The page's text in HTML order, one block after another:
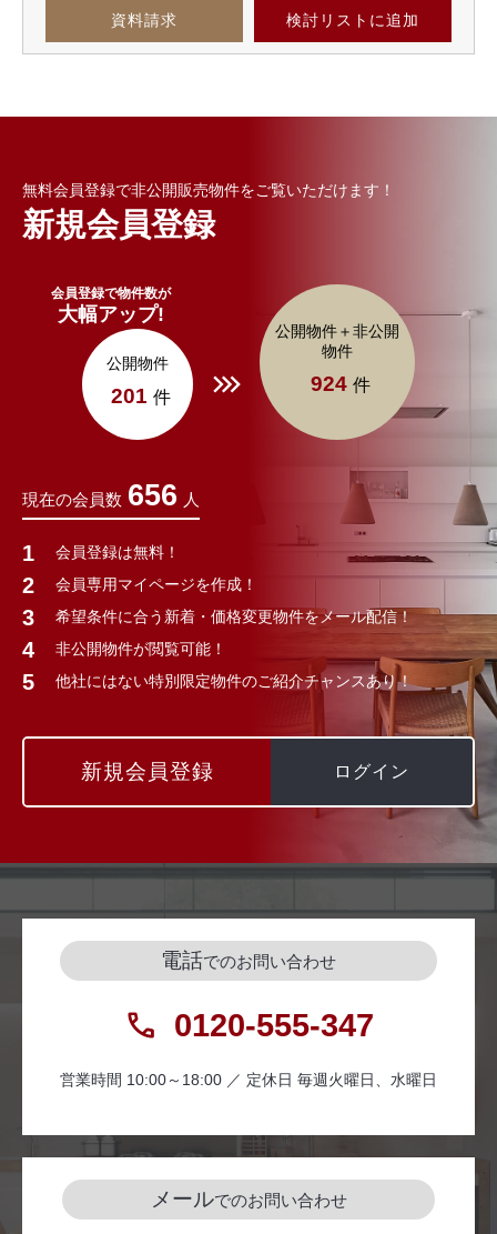
資料請求 検討リスト に追加
無料会員登録で非公開販売物件をご覧いただけます！
新規会員登録
会員登録で物件数が
大幅アップ!
公開物件
201 件
公開物件＋非公開
物件
924 件
現在の会員数 656 人
会員登録は無料！
会員専用マイページを作成！
希望条件に合う新着・価格変更物件をメール配信！
非公開物件が閲覧可能！
他社にはない特別限定物件のご紹介チャンスあり！
新規会員登録 ログイン
電話でのお問い合わせ
0120-555-347
営業時間 10:00～18:00 ／ 定休日 毎週火曜日、水曜日
メールでのお問い合わせ